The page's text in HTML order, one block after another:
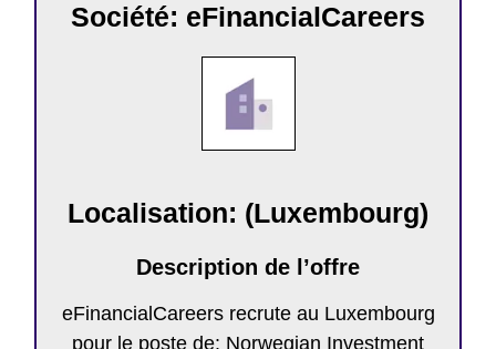
Société: eFinancialCareers
Localisation: (Luxembourg)
Description de l’offre
eFinancialCareers recrute au Luxembourg
pour le poste de: Norwegian Investment